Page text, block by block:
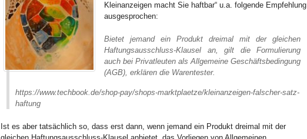
Kleinanzeigen macht Sie haftbar“ u.a. folgende Empfehlung
ausgesprochen:
Bietet jemand ein Produkt dreimal mit der gleichen
Haftungsausschluss-Klausel an, gilt die Formulierung
auch bei Privatleuten als Allgemeine Geschäftsbedingung
(AGB), erklären die Warentester.
https://www.techbook.de/shop-pay/shops-marktplaetze/kleinanzeigen-falscher-satz-
haftung
Ist es aber tatsächlich so, dass erst dann, wenn jemand ein Produkt dreimal mit der